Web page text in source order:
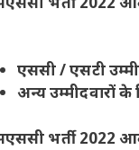
एससी / एसटी
अन्य उम्मीदवारों
भर्ती 2022